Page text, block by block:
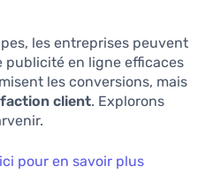
les entreprises peuvent
publicité en ligne efficaces
les conversions, mais
client. Explorons
pour en savoir plus